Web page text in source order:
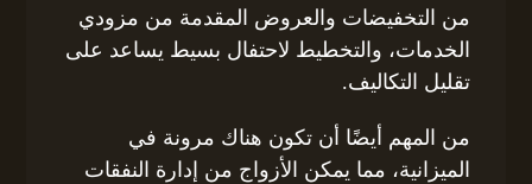
من التخفيضات والعروض المقدمة من مزودي
الخدمات، والتخطيط لاحتفال بسيط يساعد على
تقليل التكاليف.
من المهم أيضًا أن تكون هناك مرونة في
الميزانية، مما يمكن الأزواج من إدارة النفقات